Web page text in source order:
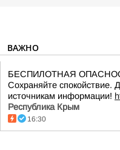
ВАЖНО
БЕСПИЛОТНАЯ
Сохраняйте спокойствие.
источникам информации!
Республика Крым
16:30